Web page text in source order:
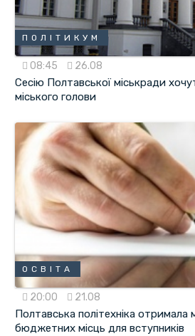
ПОЛІТИКУМ
08:45 26.08
Сесію Полтавської міськради
міського голови
ОСВІТА
20:00 21.08
Полтавська політехніка
бюджетних місць для вступників